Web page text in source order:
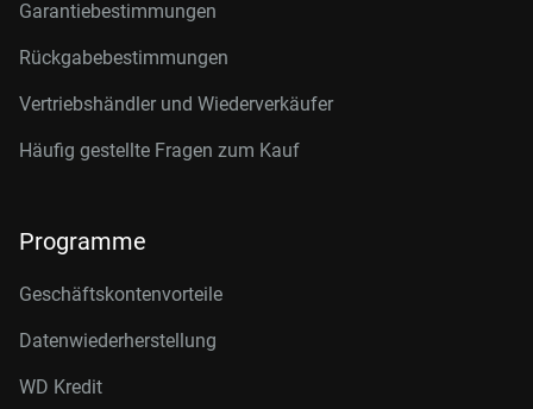
Garantiebestimmungen
Rückgabebestimmungen
Vertriebshändler und Wiederverkäufer
Häufig gestellte Fragen zum Kauf
Programme
Geschäftskontenvorteile
Datenwiederherstellung
WD Kredit